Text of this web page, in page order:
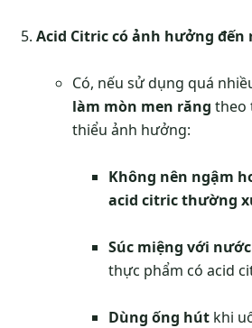
Acid Citric có ảnh hưởng đến
Có, nếu sử dụng quá
làm mòn men răng theo
thiểu ảnh hưởng:
Không nên ngậm
acid citric thường
Súc miệng với
thực phẩm có acid
Dùng ống hút khi